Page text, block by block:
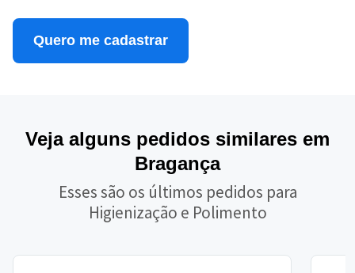
Quero me cadastrar
Veja alguns pedidos similares em
Bragança
Esses são os últimos pedidos para
Higienização e Polimento